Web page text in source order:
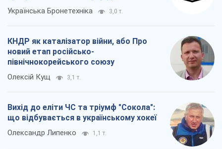
Українська Бронетехніка 3,0 т.
КНДР як каталізатор війни, або Про
новий етап російсько-
північнокорейського союзу
Олексій Кущ 3,1 т.
Вихід до еліти ЧС та тріумф "Сокола":
що відбувається в українському хокеї
Олександр Липенко 1,1 т.